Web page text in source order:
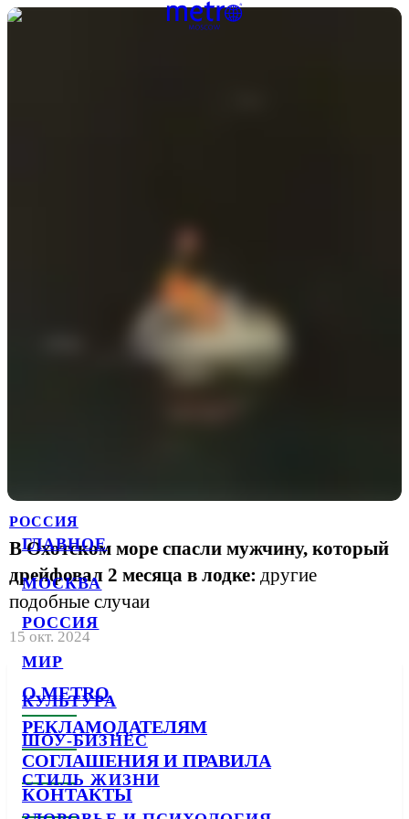
ГЛАВНОЕ
МОСКВА
РОССИЯ
МИР
КУЛЬТУРА
ШОУ-БИЗНЕС
СТИЛЬ ЖИЗНИ
РОССИЯ
В Охотском море спасли мужчину, который
дрейфовал 2 месяца в лодке: другие
подобные случаи
15 окт. 2024
О METRO
РЕКЛАМОДАТЕЛЯМ
СОГЛАШЕНИЯ И ПРАВИЛА
КОНТАКТЫ